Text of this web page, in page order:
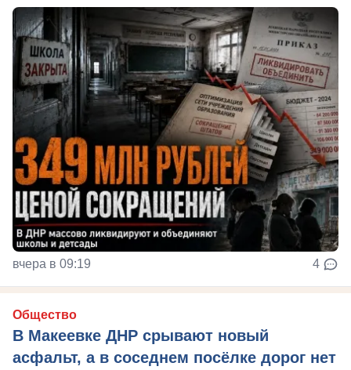
вчера в 09:19 4
Общество
В Макеевке ДНР срывают новый
асфальт, а в соседнем посёлке дорог нет